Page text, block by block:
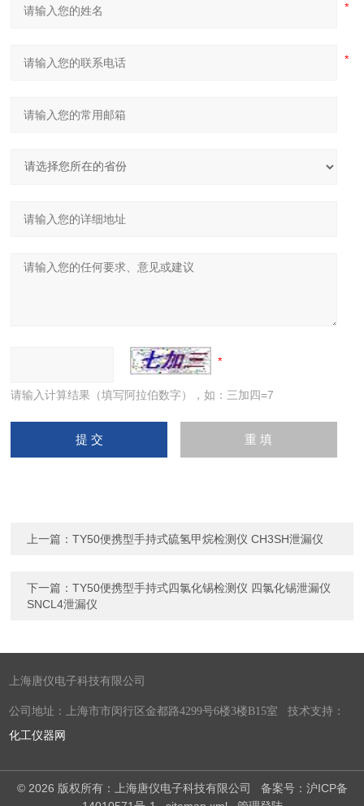
请输入计算结果（填写阿拉伯数字），如：三加四=7
上一篇：TY50便携型手持式硫氢甲烷检测仪 CH3SH泄漏仪
下一篇：TY50便携型手持式四氯化锡检测仪 四氯化锡泄漏仪
SNCL4泄漏仪
上海唐仪电子科技有限公司
公司地址：上海市市闵行区金都路4299号6楼3楼B15室 技术支持：
化工仪器网
© 2026 版权所有：上海唐仪电子科技有限公司 备案号：沪ICP备